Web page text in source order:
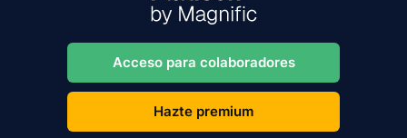
Acceso para colaboradores
Hazte premium